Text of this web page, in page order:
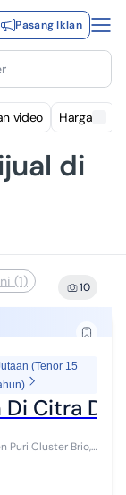
Pasang Iklan
video Harga
di
(1) 10
(Tenor 15
Citra Di
Puri Cluster Brio,
lantai -2 Kamar